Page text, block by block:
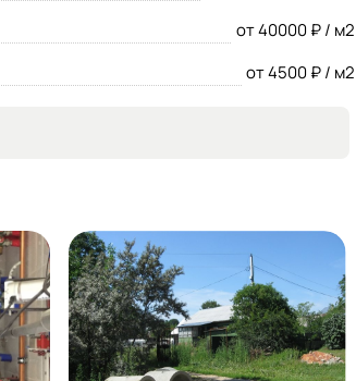
от 40000 ₽ / м2
от 4500 ₽ / м2